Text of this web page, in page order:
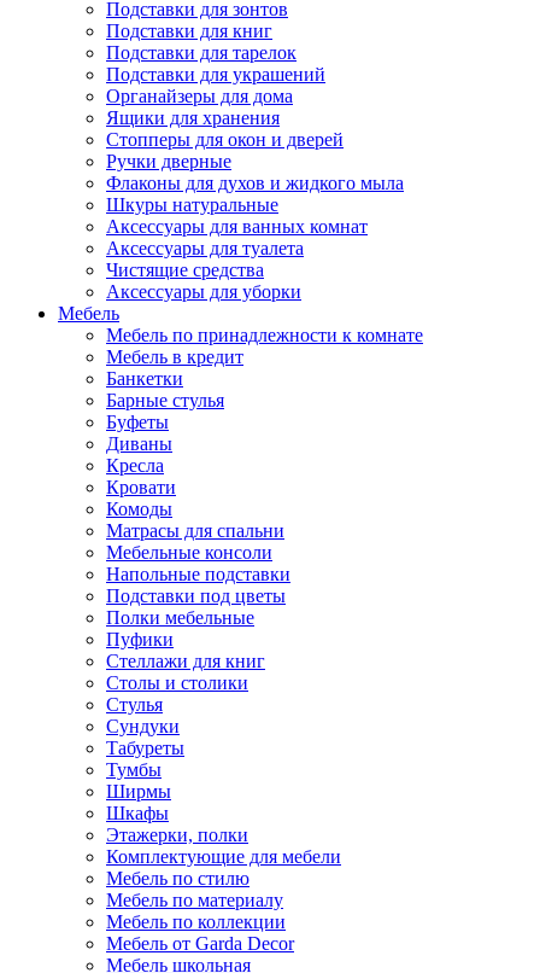
Подставки для зонтов
Подставки для книг
Подставки для тарелок
Подставки для украшений
Органайзеры для дома
Ящики для хранения
Стопперы для окон и дверей
Ручки дверные
Флаконы для духов и жидкого мыла
Шкуры натуральные
Аксессуары для ванных комнат
Аксессуары для туалета
Чистящие средства
Аксессуары для уборки
Мебель
Мебель по принадлежности к комнате
Мебель в кредит
Банкетки
Барные стулья
Буфеты
Диваны
Кресла
Кровати
Комоды
Матрасы для спальни
Мебельные консоли
Напольные подставки
Подставки под цветы
Полки мебельные
Пуфики
Стеллажи для книг
Столы и столики
Стулья
Сундуки
Табуреты
Тумбы
Ширмы
Шкафы
Этажерки, полки
Комплектующие для мебели
Мебель по стилю
Мебель по материалу
Мебель по коллекции
Мебель от Garda Decor
Мебель школьная